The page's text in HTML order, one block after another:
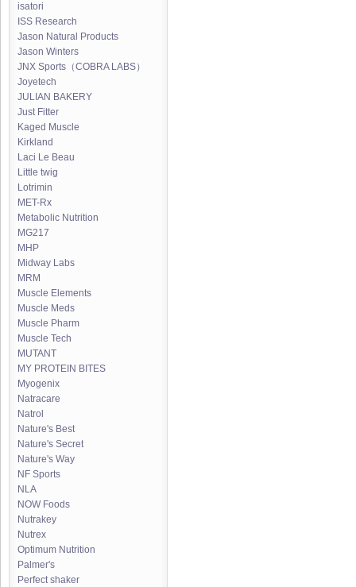
isatori
ISS Research
Jason Natural Products
Jason Winters
JNX Sports（COBRA LABS）
Joyetech
JULIAN BAKERY
Just Fitter
Kaged Muscle
Kirkland
Laci Le Beau
Little twig
Lotrimin
MET-Rx
Metabolic Nutrition
MG217
MHP
Midway Labs
MRM
Muscle Elements
Muscle Meds
Muscle Pharm
Muscle Tech
MUTANT
MY PROTEIN BITES
Myogenix
Natracare
Natrol
Nature's Best
Nature's Secret
Nature's Way
NF Sports
NLA
NOW Foods
Nutrakey
Nutrex
Optimum Nutrition
Palmer's
Perfect shaker